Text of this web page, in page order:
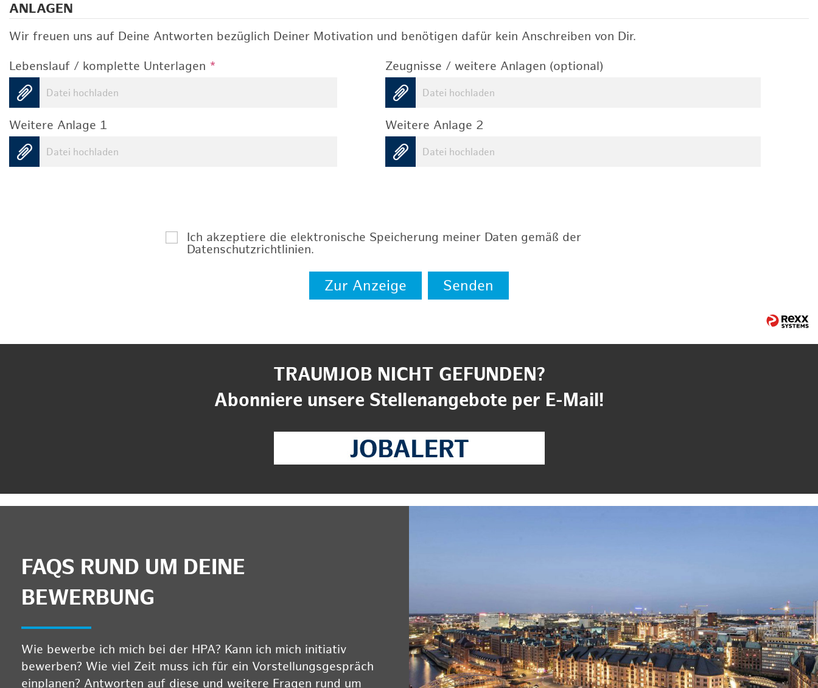
ANLAGEN
Wir freuen uns auf Deine Antworten bezüglich Deiner Motivation und benötigen dafür kein Anschreiben von Dir.
Lebenslauf / komplette Unterlagen *
Datei hochladen
Zeugnisse / weitere Anlagen (optional)
Datei hochladen
Weitere Anlage 1
Datei hochladen
Weitere Anlage 2
Datei hochladen
Ich akzeptiere die elektronische Speicherung meiner Daten gemäß der
Datenschutzrichtlinien.
Zur Anzeige Senden
TRAUMJOB NICHT GEFUNDEN?
Abonniere unsere Stellenangebote per E-Mail!
FAQS RUND UM DEINE
BEWERBUNG
Wie bewerbe ich mich bei der HPA? Kann ich mich initiativ
bewerben? Wie viel Zeit muss ich für ein Vorstellungsgespräch
einplanen? Antworten auf diese und weitere Fragen rund um